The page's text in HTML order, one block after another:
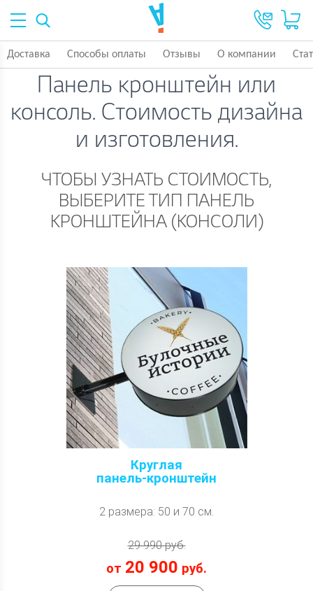
Доставка Способы оплаты Отзывы О компании
Панель кронштейн или
консоль. Стоимость дизайна
и изготовления.
ЧТОБЫ УЗНАТЬ СТОИМОСТЬ,
ВЫБЕРИТЕ ТИП ПАНЕЛЬ
КРОНШТЕЙНА (КОНСОЛИ)
Круглая
панель-кронштейн
2 размера: 50 и 70 см.
29 990 руб.
от 20 900 руб.